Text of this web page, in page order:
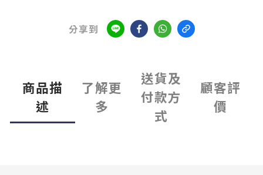
分享到
商品描
述
了解更
多
送貨及
付款方
式
顧客評
價